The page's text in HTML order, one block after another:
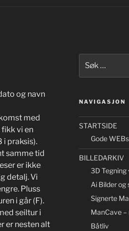
og navn
med
vi en
i praksis).
samme tid
er ikke
detalj. Vi
Pluss
i går (F).
seiltur i
er nesten alt
etter:
NAVIGASJON
STARTSIDE
Gode
BILLEDARKIV
3D Tegning
Ai Bilder og
Signerte
ManCave
Båtliv